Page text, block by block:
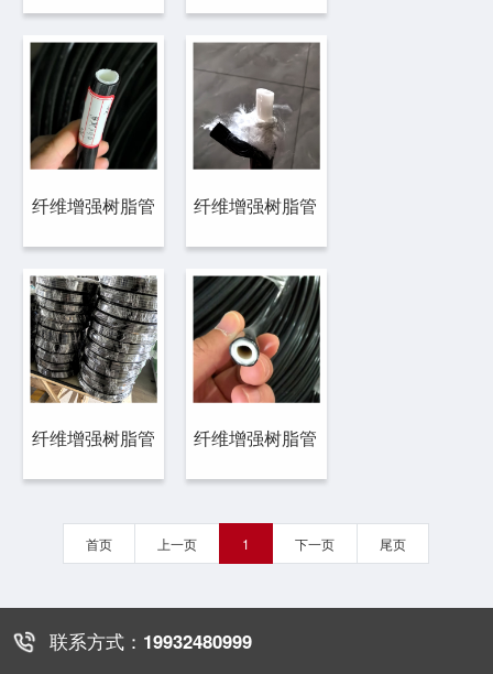
纤维增强树脂管 纤维增强树脂管
纤维增强树脂管 纤维增强树脂管
首页 上一页 1 下一页 尾页
联系方式： 19932480999